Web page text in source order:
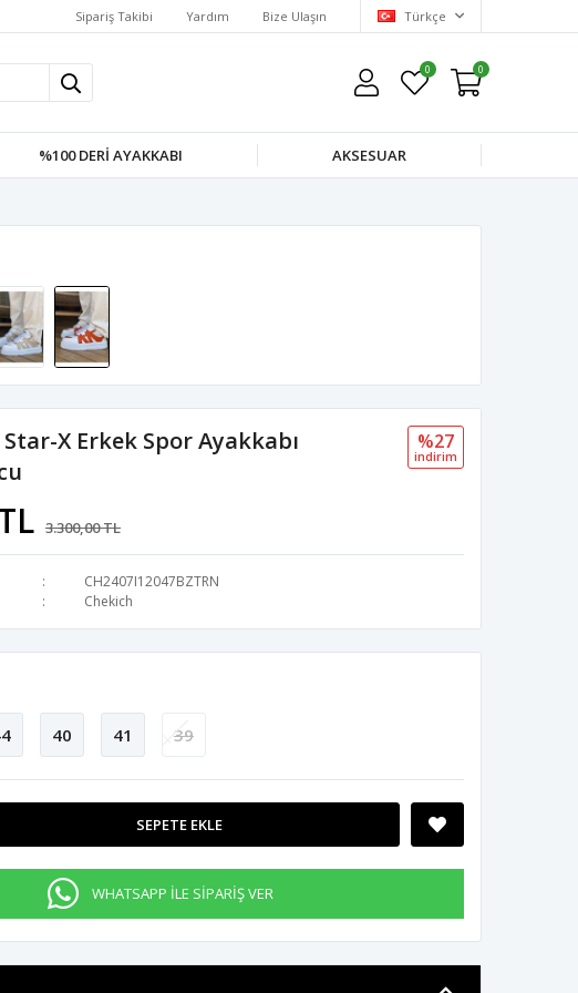
Sipariş Takibi Yardım Bize Ulaşın Türkçe
0 0
%100 DERI AYAKKABI AKSESUAR
Star-X Erkek Spor Ayakkabı
3.300,00 TL
%27
i̇ndi̇ri̇m
CH2407I12047BZTRN
Chekich
40 41 39
SEPETE EKLE
WHATSAPP İLE SİPARİŞ VER